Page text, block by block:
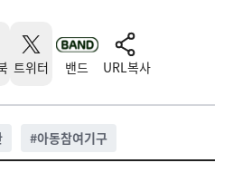
트위터 밴드 URL복사
#아동참여기구